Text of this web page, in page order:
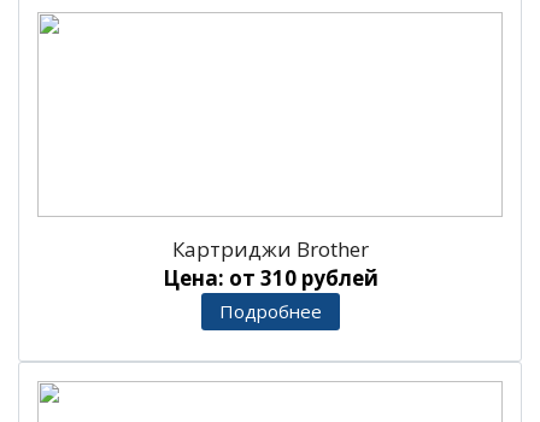
Картриджи Brother
Цена: от 310 рублей
Подробнее